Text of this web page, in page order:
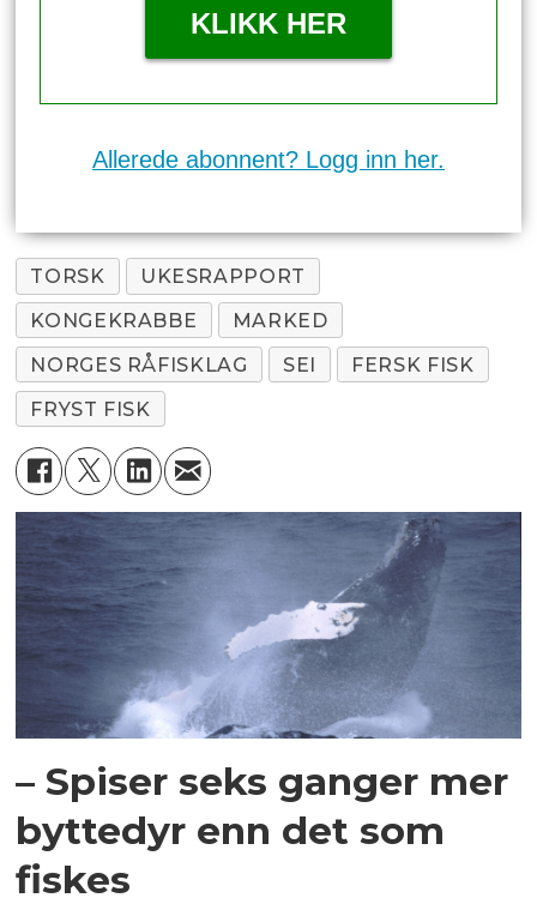
KLIKK HER
Allerede abonnent? Logg inn her.
TORSK
UKESRAPPORT
KONGEKRABBE
MARKED
NORGES RÅFISKLAG
SEI
FERSK FISK
FRYST FISK
– Spiser seks ganger mer
byttedyr enn det som
fiskes